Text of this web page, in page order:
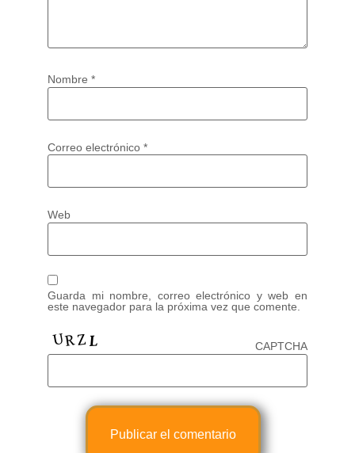
Nombre *
Correo electrónico *
Web
Guarda mi nombre, correo electrónico y web en
este navegador para la próxima vez que comente.
CAPTCHA